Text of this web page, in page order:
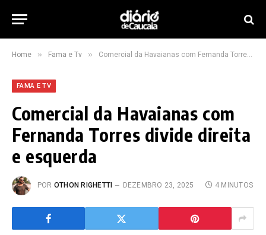
Home » Fama e Tv » Comercial da Havaianas com Fernanda Torres divide direita e esquerda
FAMA E TV
Comercial da Havaianas com
Fernanda Torres divide direita
e esquerda
POR OTHON RIGHETTI DEZEMBRO 23, 2025 4 MINUTOS